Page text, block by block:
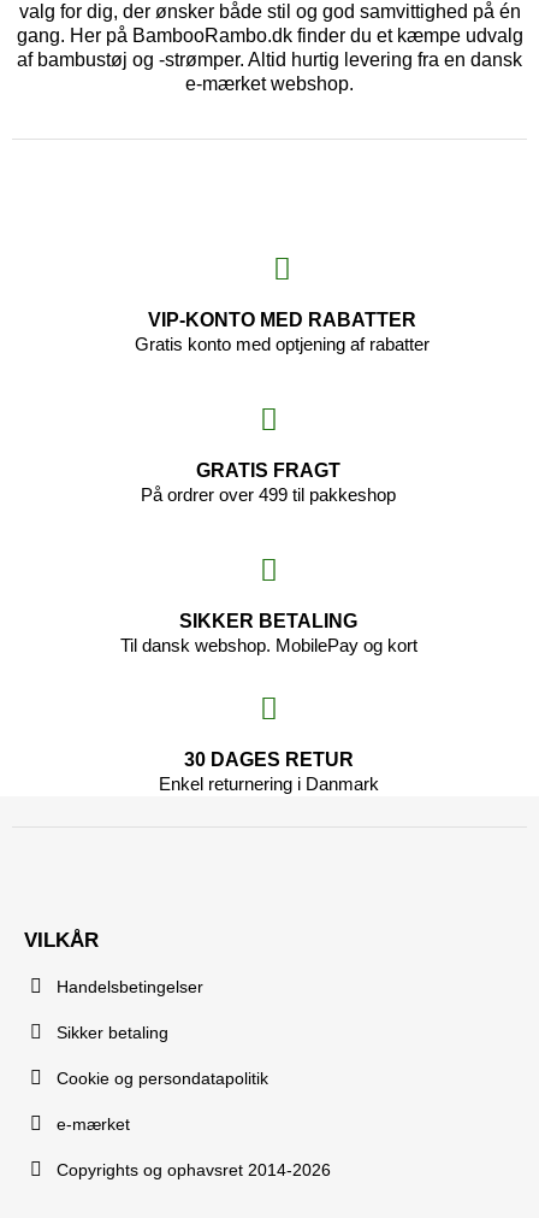
valg for dig, der ønsker både stil og god samvittighed på én
gang. Her på BambooRambo.dk finder du et kæmpe udvalg
af bambustøj og -strømper. Altid hurtig levering fra en dansk
e-mærket webshop.
VIP-KONTO MED RABATTER
Gratis konto med optjening af rabatter
GRATIS FRAGT
På ordrer over 499 til pakkeshop
SIKKER BETALING
Til dansk webshop. MobilePay og kort
30 DAGES RETUR
Enkel returnering i Danmark
VILKÅR
Handelsbetingelser
Sikker betaling
Cookie og persondatapolitik
e-mærket
Copyrights og ophavsret 2014-2026